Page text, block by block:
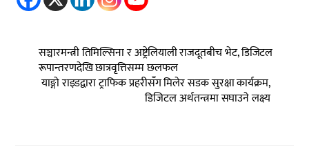
सञ्चारमन्त्री तिमिल्सिना र अष्ट्रेलियाली राजदूतबीच भेट, डिजिटल
रूपान्तरणदेखि छात्रवृत्तिसम्म छलफल
याङ्गो राइडद्वारा ट्राफिक प्रहरीसँग मिलेर सडक सुरक्षा कार्यक्रम,
डिजिटल अर्थतन्त्रमा सघाउने लक्ष्य